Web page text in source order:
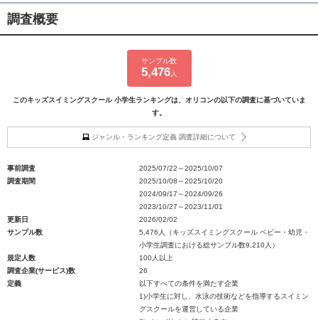
調査概要
サンプル数
5,476人
このキッズスイミングスクール 小学生ランキングは、オリコンの以下の調査に基づいていま
す。
ジャンル・ランキング定義 調査詳細について
事前調査
2025/07/22～2025/10/07
調査期間
2025/10/08～2025/10/20
2024/09/17～2024/09/26
2023/10/27～2023/11/01
更新日
2026/02/02
サンプル数
5,476人（キッズスイミングスクール ベビー・幼児・
小学生調査における総サンプル数9,210人）
規定人数
100人以上
調査企業(サービス)数
26
定義
以下すべての条件を満たす企業
1)小学生に対し、水泳の技術などを指導するスイミン
グスクールを運営している企業